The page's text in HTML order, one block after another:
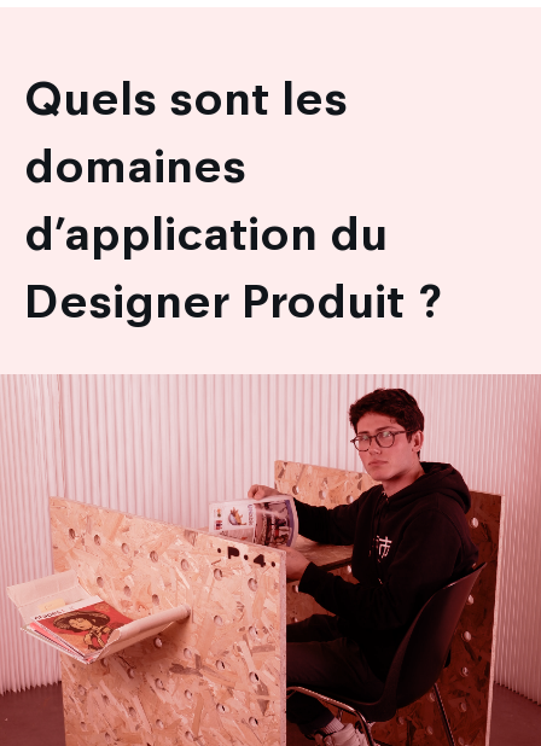
Quels sont les
domaines
d’application du
Designer Produit ?
Image